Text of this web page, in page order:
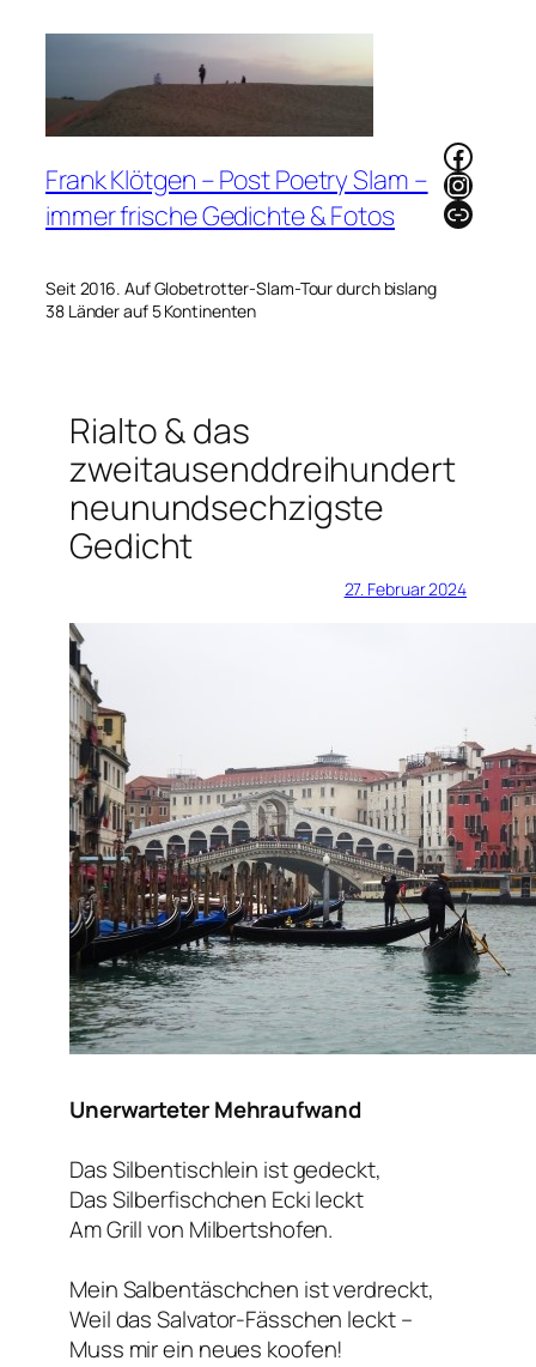
Frank Klötgen – Post Poetry Slam –
immer frische Gedichte & Fotos
Seit 2016. Auf Globetrotter-Slam-Tour durch bislang
38 Länder auf 5 Kontinenten
Link
Rialto & das
zweitausenddreihundert
neunundsechzigste
Gedicht
27. Februar 2024
Unerwarteter Mehraufwand
Das Silbentischlein ist gedeckt,
Das Silberfischchen Ecki leckt
Am Grill von Milbertshofen.
Mein Salbentäschchen ist verdreckt,
Weil das Salvator-Fässchen leckt –
Muss mir ein neues koofen!